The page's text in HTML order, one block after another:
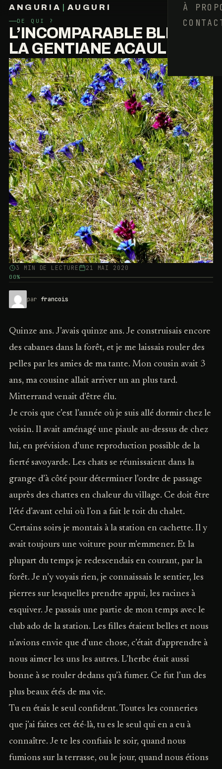
ANGURIA AUGURI
FRANÇOIS BARAIZE
À
DE QUI ?
L’INCOMPARABLE BLEU DE
LA GENTIANE ACAULE
3 MIN DE LECTURE 21 MAI 2020
00%
par francois
Quinze ans. J’avais quinze ans. Je construisais encore
des cabanes dans la forêt, et je me laissais rouler des
pelles par les amies de ma tante. Mon cousin avait 3
ans, ma cousine allait arriver un an plus tard.
Mitterrand venait d’être élu.
Je crois que c’est l’année où je suis allé dormir chez le
voisin. Il avait aménagé une piaule au-dessus de chez
lui, en prévision d’une reproduction possible de la
fierté savoyarde. Les chats se réunissaient dans la
grange d’à côté pour déterminer l’ordre de passage
auprès des chattes en chaleur du village. Ce doit être
l’été d’avant celui où l’on a fait le toit du chalet.
Certains soirs je montais à la station en cachette. Il y
avait toujours une voiture pour m’emmener. Et la
plupart du temps je redescendais en courant, par la
forêt. Je n’y voyais rien, je connaissais le sentier, les
pierres sur lesquelles prendre appui, les racines à
esquiver. Je passais une partie de mon temps avec le
club ado de la station. Les filles étaient belles et nous
n’avions envie que d’une chose, c’était d’apprendre à
nous aimer les uns les autres. L’herbe était aussi
bonne à se rouler dedans qu’à fumer. Ce fut l’un des
plus beaux étés de ma vie.
Tu en étais le seul confident. Toutes les conneries
que j’ai faites cet été-là, tu es le seul qui en a eu à
connaître. Je te les confiais le soir, quand nous
fumions sur la terrasse, ou le jour, quand nous étions